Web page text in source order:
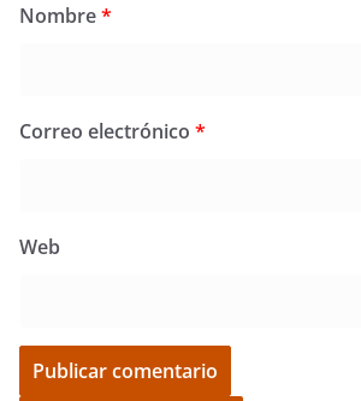
Nombre*
Correo electrónico *
Web